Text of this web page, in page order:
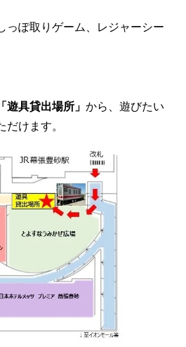
っぽ取りゲーム、レジャーシー
「遊具貸出場所」 から、遊びたい
けます。